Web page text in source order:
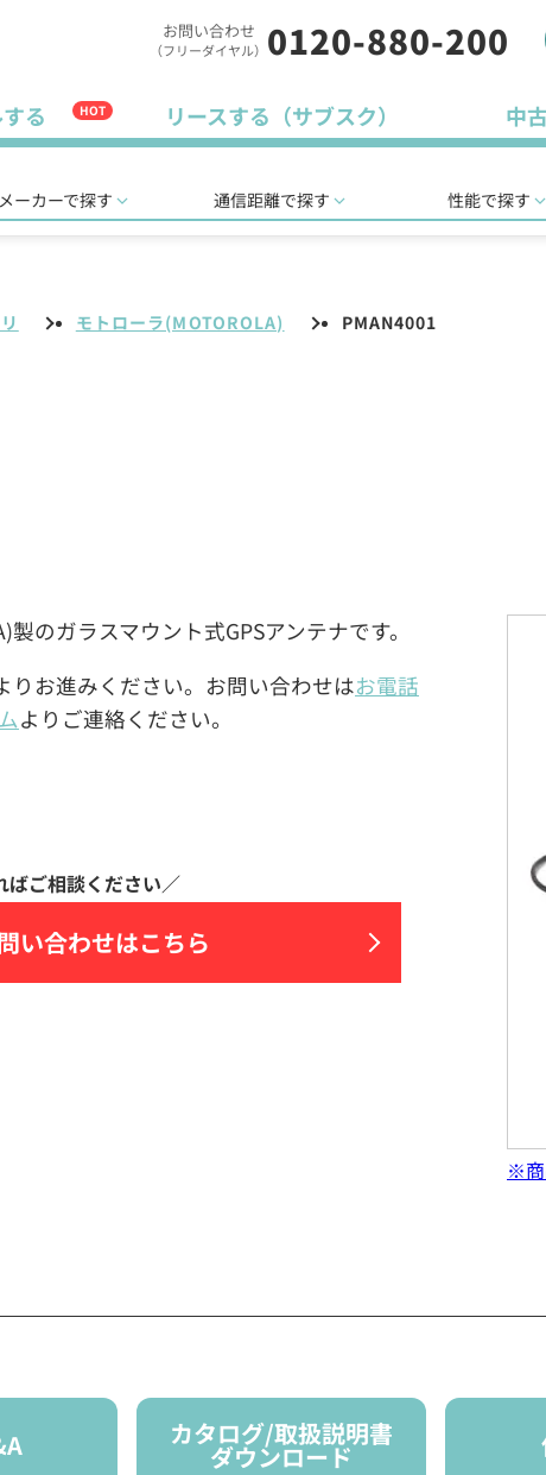
お問い合わせ
（フリーダイヤル） 0120-880-200
る HOT リースする（サブスク） 中
メーカーで探す 通信距離で探す 性能で探す
モトローラ(MOTOROLA) PMAN4001
のガラスマウント式GPSアンテナです。
りお進みください。お問い合わせはお電話
よりご連絡ください。
い合わせはこちら
※商
カタログ/取扱説明書
ダウンロード